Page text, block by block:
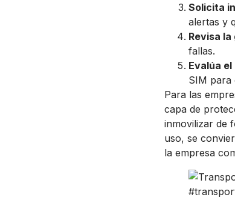
Solicita
alertas y
Revisa
fallas.
Evalúa
SIM para
Para las
capa de
inmovilizar de
uso, se
la empresa